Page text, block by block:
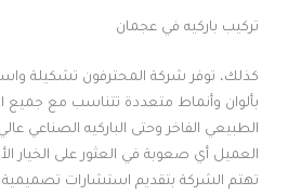
تركيب باركيه في عجمان
كذلك، توفر شركة المحترفون تشكيلة
بألوان وأنماط متعددة تتناسب مع جميع
الطبيعي الفاخر وحتى الباركيه الصناعي
العميل أي صعوبة في العثور على الخيار
تهتم الشركة بتقديم استشارات